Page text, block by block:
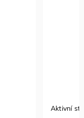
Aktivní